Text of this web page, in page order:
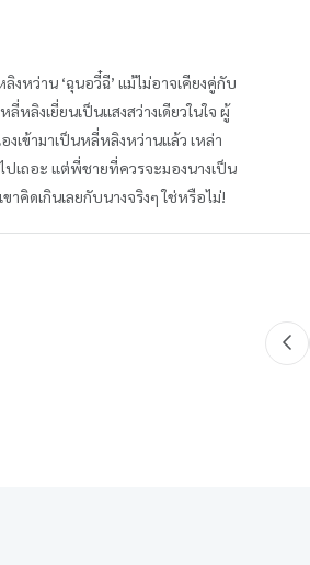
งหว่าน ‘ฉุนอวี๋ฉี’ แม้ไม่อาจเคียงคู่กับ
ลิงเยี่ยนเป็นแสงสว่างเดียวในใจ ผู้
เข้ามาเป็นหลี่หลิงหว่านแล้ว เหล่า
เถอะ แต่พี่ชายที่ควรจะมองนางเป็น
าคิดเกินเลยกับนางจริงๆ ใช่หรือไม่!